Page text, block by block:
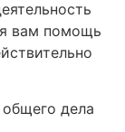
вам помощь
дела